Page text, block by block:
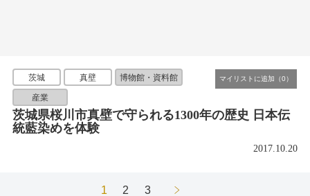
茨城 真壁 博物館・資料館
産業
茨城県桜川市真壁で守られる1300年の歴史 日本伝
統藍染めを体験
2017.10.20
1 2 3